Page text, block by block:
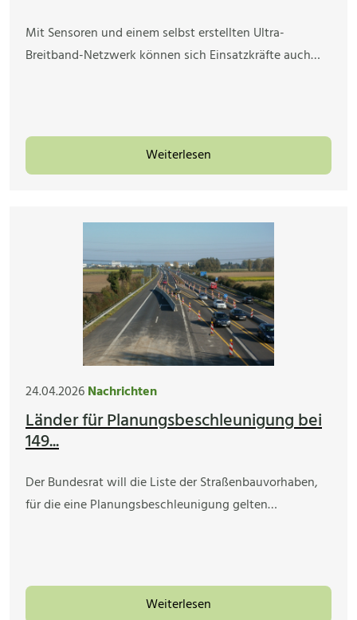
Mit Sensoren und einem selbst erstellten Ultra-
Breitband-Netzwerk können sich Einsatzkräfte auch…
Weiterlesen
24.04.2026Nachrichten
Länder für Planungsbeschleunigung bei
149...
Der Bundesrat will die Liste der Straßenbauvorhaben,
für die eine Planungsbeschleunigung gelten…
Weiterlesen